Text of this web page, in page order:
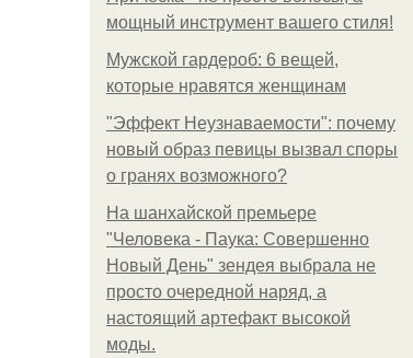
мощный инструмент вашего стиля!
Мужской гардероб: 6 вещей,
которые нравятся женщинам
"Эффект Неузнаваемости": почему
новый образ певицы вызвал споры
о гранях возможного?
На шанхайской премьере
"Человека - Паука: Совершенно
Новый День" зендея выбрала не
просто очередной наряд, а
настоящий артефакт высокой
моды.